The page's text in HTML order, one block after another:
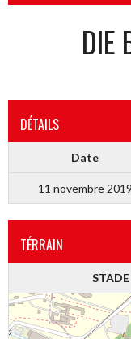
DIE
DÉTAILS
Date
11 novembre 2019
TÉRRAIN